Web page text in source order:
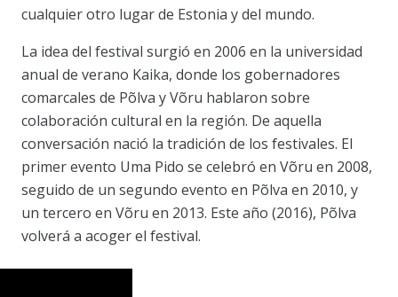
cualquier otro lugar de Estonia y del mundo.
La idea del festival surgió en 2006 en la universidad
anual de verano Kaika, donde los gobernadores
comarcales de Põlva y Võru hablaron sobre
colaboración cultural en la región. De aquella
conversación nació la tradición de los festivales. El
primer evento Uma Pido se celebró en Võru en 2008,
seguido de un segundo evento en Põlva en 2010, y
un tercero en Võru en 2013. Este año (2016), Põlva
volverá a acoger el festival.